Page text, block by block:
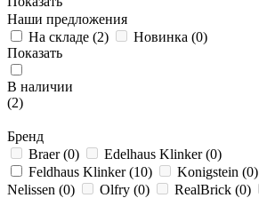
Наши предложения
На складе (2) Новинка (0)
Показать
В наличии
(2)
Бренд
Braer(0) Edelhaus Klinker(0)
Feldhaus Klinker(10) Konigstein (0)
Nelissen (0) Olfry (0) RealBrick (0)